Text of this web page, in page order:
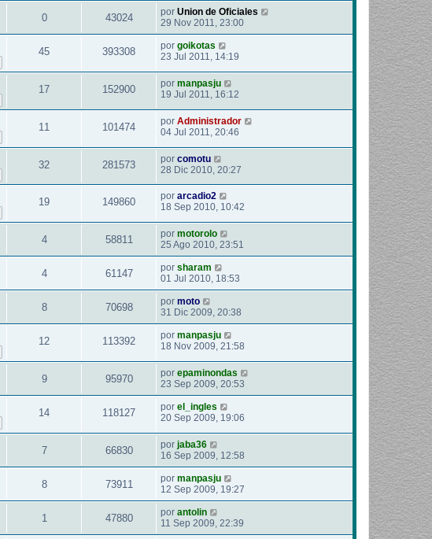
0 43024 por Union de Oficiales
29 Nov 2011, 23:00
45 393308 por goikotas
23 Jul 2011, 14:19
17 152900 por manpasju
19 Jul 2011, 16:12
11 101474 por Administrador
04 Jul 2011, 20:46
32 281573 por comotu
28 Dic 2010, 20:27
19 149860 por arcadio2
18 Sep 2010, 10:42
4 58811 por motorolo
25 Ago 2010, 23:51
4 61147 por sharam
01 Jul 2010, 18:53
8 70698 por moto
31 Dic 2009, 20:38
12 113392 por manpasju
18 Nov 2009, 21:58
9 95970 por epaminondas
23 Sep 2009, 20:53
14 118127 por el_ingles
20 Sep 2009, 19:06
7 66830 por jaba36
16 Sep 2009, 12:58
8 73911 por manpasju
12 Sep 2009, 19:27
1 47880 por antolin
11 Sep 2009, 22:39